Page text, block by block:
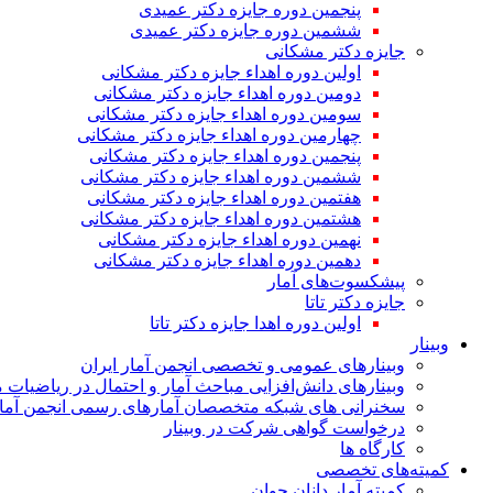
پنجمین دوره جایزه دکتر عمیدی
ششمین دوره جایزه دکتر عمیدی
جایزه دکتر مشکانی
اولین دوره اهداء جایزه دکتر مشکانی
دومین دوره اهداء جایزه دکتر مشکانی
سومین دوره اهداء جایزه دکتر مشکانی
چهارمین دوره اهداء جایزه دکتر مشکانی
پنجمین دوره اهداء جایزه دکتر مشکانی
ششمین دوره اهداء جایزه دکتر مشکانی
هفتمین دوره اهداء جایزه دکتر مشکانی
هشتمین دوره اهداء جایزه دکتر مشکانی
نهمین دوره اهداء جایزه دکتر مشکانی
دهمین دوره اهداء جایزه دکتر مشکانی
پیشکسوت‌های آمار
جایزه دکتر تاتا
اولین دوره اهدا جایزه دکتر تاتا
وبینار
وبینارهای عمومی و تخصصی انجمن آمار ایران
وبینارهای دانش‌افزایی مباحث آمار و احتمال در
سخنرانی های شبکه متخصصان آمارهای رسمی انجمن
درخواست گواهی شرکت در وبینار
کارگاه ها
کمیته‌های تخصصی